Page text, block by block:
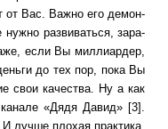
от Вас. Важ­но его де­мон­
нуж­но раз­ви­вать­ся, за­ра­
если Вы мил­ли­ар­дер,
до тех пор, пока Вы
свои ка­чест­ва. Ну а как
«Дя­дя Да­вид» [3].
лучше пло­хая прак­ти­ка,